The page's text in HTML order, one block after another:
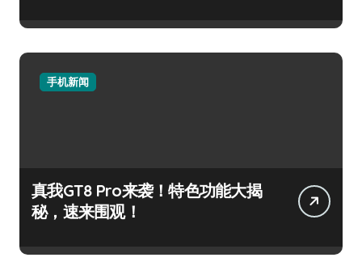
手机新闻
真我GT8 Pro来袭！特色功能大揭
秘，速来围观！